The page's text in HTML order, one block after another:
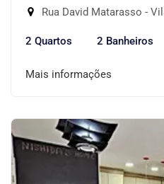
Rua David Matarasso -
2 Quartos 2 Banheiros
Mais informações